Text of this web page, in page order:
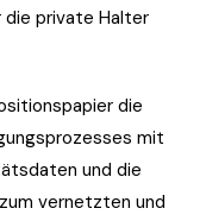
die private Halter
die
mit
und die
vernetzten und